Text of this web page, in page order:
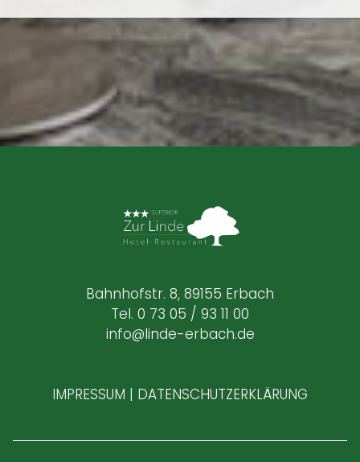
Bahnhofstr. 8, 89155 Erbach
Tel. 0 73 05 / 93 11 00
info@linde-erbach.de
IMPRESSUM | DATENSCHUTZERKLÄRUNG